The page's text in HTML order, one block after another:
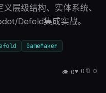
层级结构、实体系统、
Defold集成实战。
GameMaker
👁 0♥ 0 🔖 0